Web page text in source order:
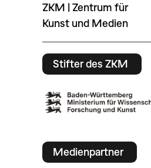
ZKM | Zentrum für
Kunst und Medien
Stifter des ZKM
Medienpartner